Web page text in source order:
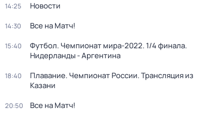
14:25 Новости
14:30 Все на Матч!
15:40
Футбол. Чемпионат мира-2022. 1/4 финала.
Нидерланды - Аргентина
18:40
Плавание. Чемпионат России. Трансляция из
Казани
20:50 Все на Матч!